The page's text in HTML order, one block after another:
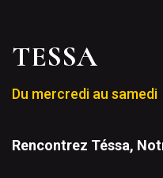
TESSA
Du mercredi au samedi
Rencontrez Téssa,